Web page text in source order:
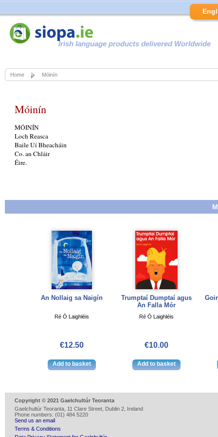
Irish language products delivered Worldwide
Home Móinín
Móinín
MÓINÍN
Loch Reasca
Baile Uí Bheacháin
Co. an Chláir
Éire.
An Nollaig sa Naigín
Ré Ó Laighléis
€12.50
Trumptaí Dumptaí agus
An Falla Mór
Ré Ó Laighléis
€10.00
Copyright © 2021 Gaelchultúr Teoranta
Gaelchultúr Teoranta, 11 Clare Street, Dublin 2, Ireland
Phone numbers: (01) 484 5220
Send us an email
Terms & Conditions